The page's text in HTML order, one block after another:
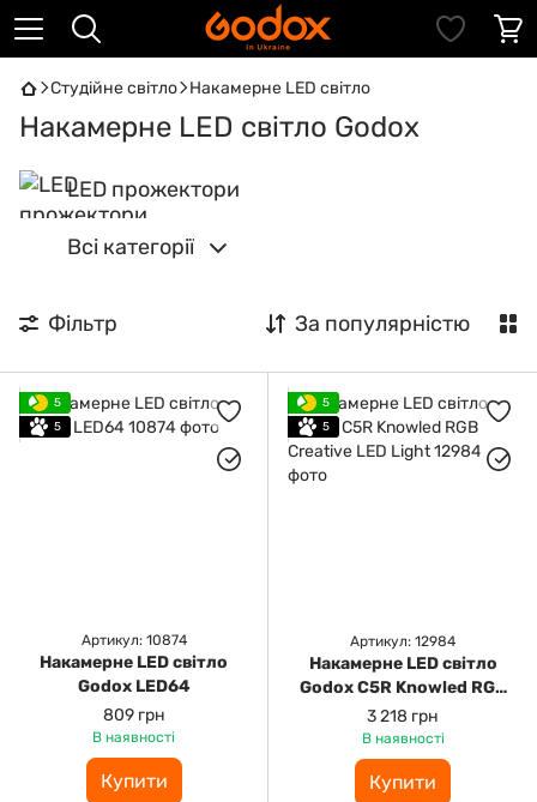
Студійне світло Накамерне LED світло
Накамерне LED світло Godox
LED прожектори
Всі категорії
Фільтр За популярністю
5
5
Артикул: 10874
Накамерне LED світло
Godox LED64
809 грн
В наявності
Купити
5
5
Артикул: 12984
Накамерне LED світло
Godox C5R Knowled RGB
Creative LED Light
3 218 грн
В наявності
Купити